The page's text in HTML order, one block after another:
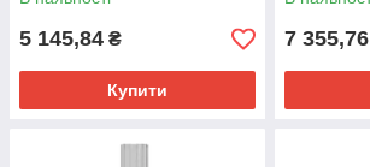
5 145,84 ₴
Купити
7 355,76